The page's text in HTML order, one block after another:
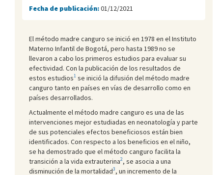
Fecha de publicación:01/12/2021
El método madre canguro se inició en 1978 en el Instituto
Materno Infantil de Bogotá, pero hasta 1989 no se
llevaron a cabo los primeros estudios para evaluar su
efectividad. Con la publicación de los resultados de
estos estudios1 se inició la difusión del método madre
canguro tanto en países en vías de desarrollo como en
países desarrollados.
Actualmente el método madre canguro es una de las
intervenciones mejor estudiadas en neonatología y parte
de sus potenciales efectos beneficiosos están bien
identificados. Con respecto a los beneficios en el niño,
se ha demostrado que el método canguro facilita la
transición a la vida extrauterina2, se asocia a una
disminución de la mortalidad3, un incremento de la